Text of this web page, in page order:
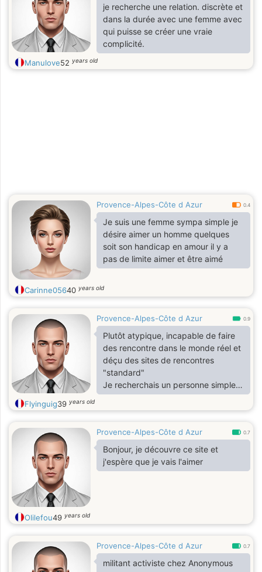
je recherche une relation. discrète et
dans la durée avec une femme avec
qui puisse se créer une vraie
complicité.
Manulove52 years old
Provence-Alpes-Côte d Azur 0.4
Je suis une femme sympa simple je
désire aimer un homme quelques
soit son handicap en amour il y a
pas de limite aimer et être aimé
Carinne05640 years old
Provence-Alpes-Côte d Azur 0.9
Plutôt atypique, incapable de faire
des rencontre dans le monde réel et
déçu des sites de rencontres
"standard"
Je recherchais un personne simple,
sympa et atypique.
Flyinguig39 years old
Provence-Alpes-Côte d Azur 0.7
Bonjour, je découvre ce site et
j'espère que je vais l'aimer
Olilefou49 years old
Provence-Alpes-Côte d Azur 0.7
militant activiste chez Anonymous